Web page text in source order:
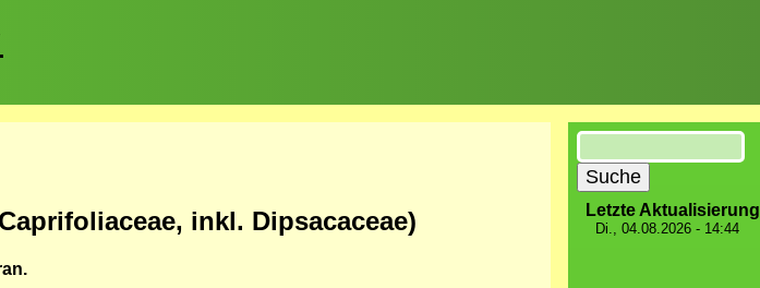
inkl. Dipsacaceae)
Suche
Letzte Aktualisierung
Di., 04.08.2026 - 14:44